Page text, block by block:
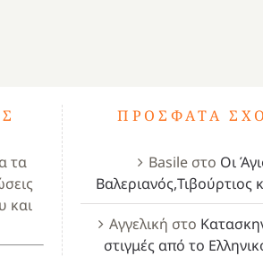
τα
και
ΠΡΌΣΦΑΤΑ
Basileστο Οι
Βαλεριανός,Τιβούρτιος
Αγγελική στο
στιγμές από το